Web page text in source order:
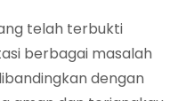
telah terbukti
berbagai masalah
dengan